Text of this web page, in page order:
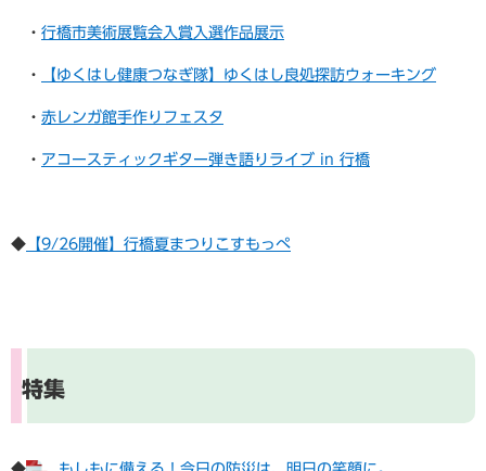
・ 行橋市美術展覧会入賞入選作品展示
・ 【ゆくはし健康つなぎ隊】ゆくはし良処探訪ウォーキング
・ 赤レンガ館手作りフェスタ
・ アコースティックギター弾き語りライブ in 行橋
◆ 【9/26開催】行橋夏まつりこすもっぺ
特集